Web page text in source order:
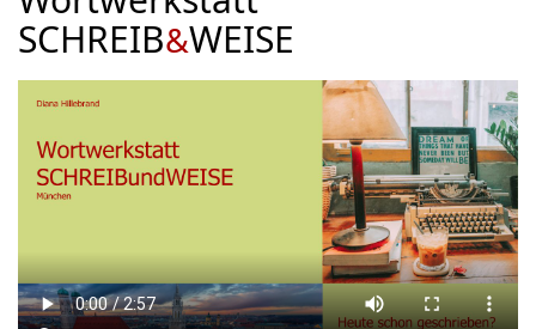
SCHREIB&WEISE